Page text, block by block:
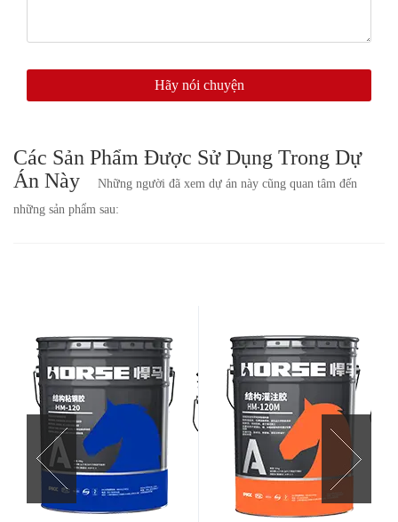
liên
sớm.
Hãy nói chuyện
Các Sản Phẩm Được Sử Dụng Trong Dự
Án Này
Những người đã xem dự án này cũng quan tâm đến
những sản phẩm sau: